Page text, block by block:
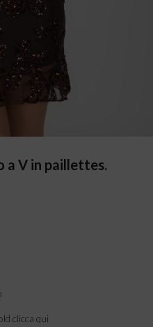
V in paillettes.
clicca qui